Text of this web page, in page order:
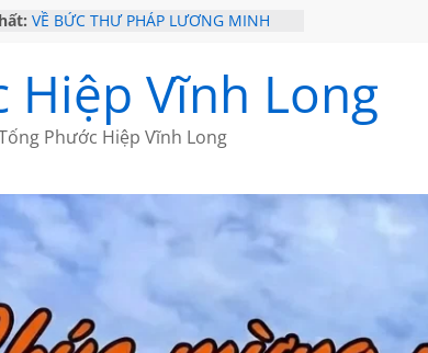
VỀ BỨC THƯ PHÁP LƯƠNG MINH
MỘT ĐỜI ĐI QUA NHỮNG TRANG
SÁCH
BẤT CHỢT CỦA CHÂU LỆ DUNG
CÀ PHÊ NGẮM NÚI
Hiệp Vĩnh Long
Phước Hiệp Vĩnh Long